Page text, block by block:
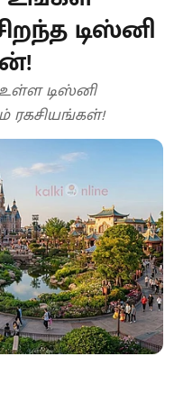
டிஸ்னி
டிஸ்னி
ரகசியங்கள்!